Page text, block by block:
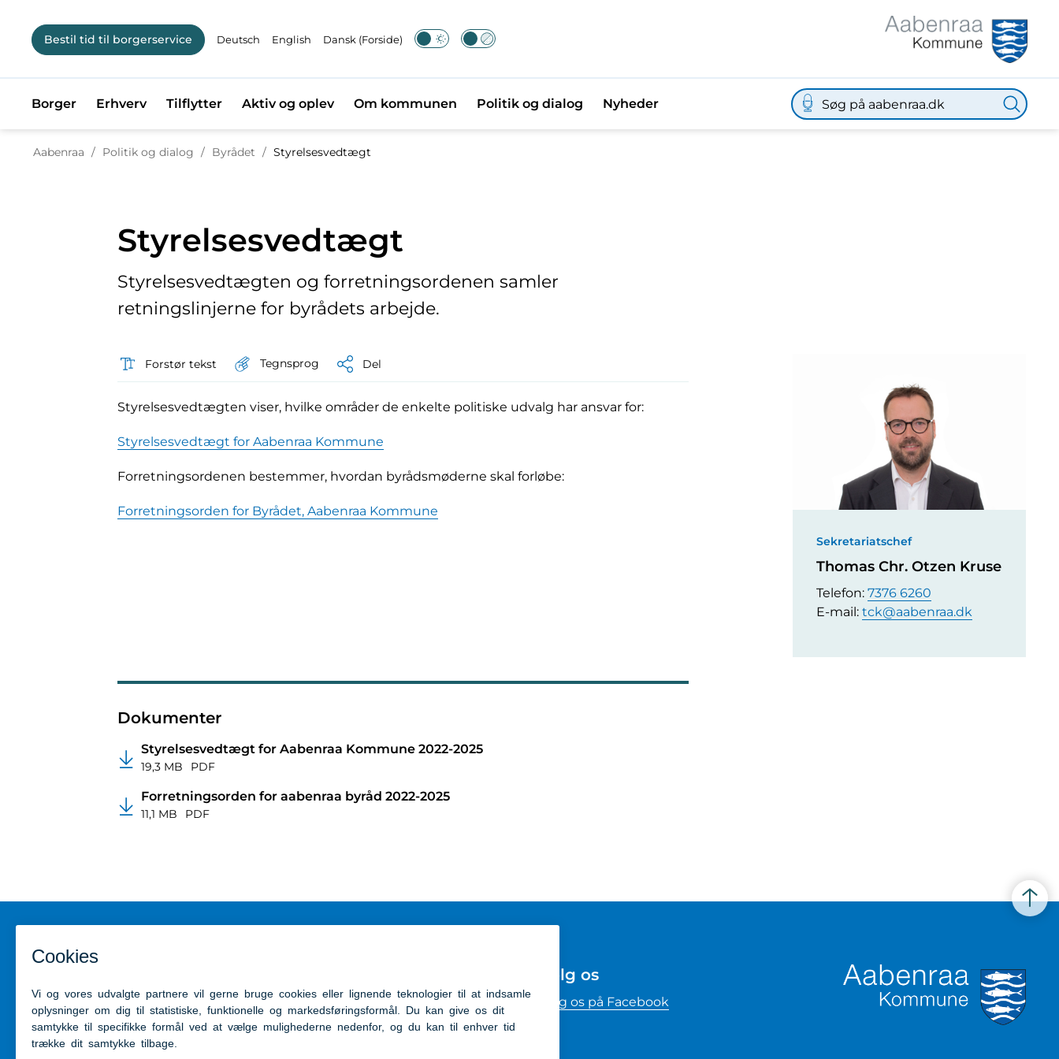
Bestil tid til borgerservice Deutsch English Dansk (Forside)
Borger Erhverv Tilflytter Aktiv og oplev Om kommunen Politik og dialog Nyheder
Aabenraa / Politik og dialog / Tilbage til
Byrådet / Styrelsesvedtægt
Styrelsesvedtægt
Styrelsesvedtægten og forretningsordenen samler
retningslinjerne for byrådets arbejde.
Forstør tekst Tegnsprog Del
Styrelsesvedtægten viser, hvilke områder de enkelte politiske udvalg har ansvar for:
Styrelsesvedtægt for Aabenraa Kommune
Forretningsordenen bestemmer, hvordan byrådsmøderne skal forløbe:
Forretningsorden for Byrådet, Aabenraa Kommune
Sekretariatschef
Thomas Chr. Otzen Kruse
Telefon: 7376 6260
E-mail: tck@aabenraa.dk
Dokumenter
Styrelsesvedtægt for Aabenraa Kommune 2022-2025
19,3 MB PDF
Forretningsorden for aabenraa byråd 2022-2025
11,1 MB PDF
Aabenraa Kommune
Skelbækvej 2
6200 Aabenraa
Kontakt kommunen
Presserum
Følg os
Følg os på Facebook